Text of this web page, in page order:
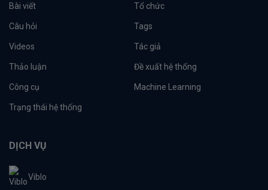
Bài viết Tổ chức
Câu hỏi Tags
Videos Tác giả
Thảo luận Đề xuất hệ thống
Công cụ Machine Learning
Trạng thái hệ thống
DỊCH VỤ
Viblo